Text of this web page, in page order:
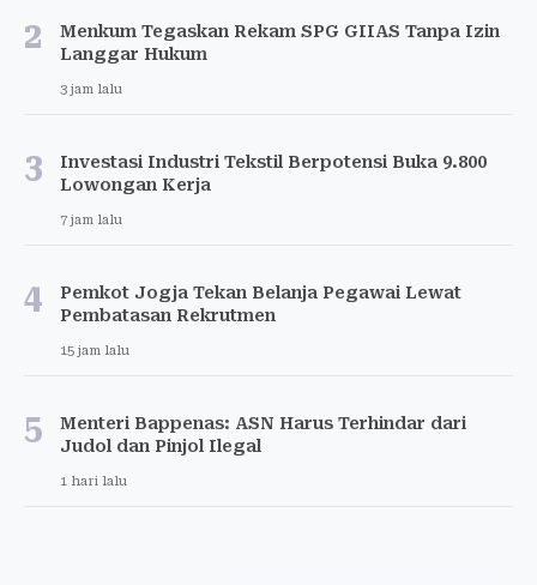
2
Menkum Tegaskan Rekam SPG GIIAS Tanpa Izin
Langgar Hukum
3 jam lalu
3
Investasi Industri Tekstil Berpotensi Buka 9.800
Lowongan Kerja
7 jam lalu
4
Pemkot Jogja Tekan Belanja Pegawai Lewat
Pembatasan Rekrutmen
15 jam lalu
5
Menteri Bappenas: ASN Harus Terhindar dari
Judol dan Pinjol Ilegal
1 hari lalu